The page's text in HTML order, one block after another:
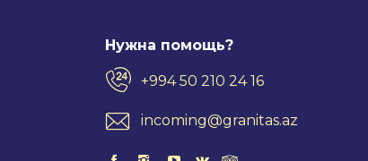
Нужна помощь?
+994 50 210 24 16
incoming@granitas.az